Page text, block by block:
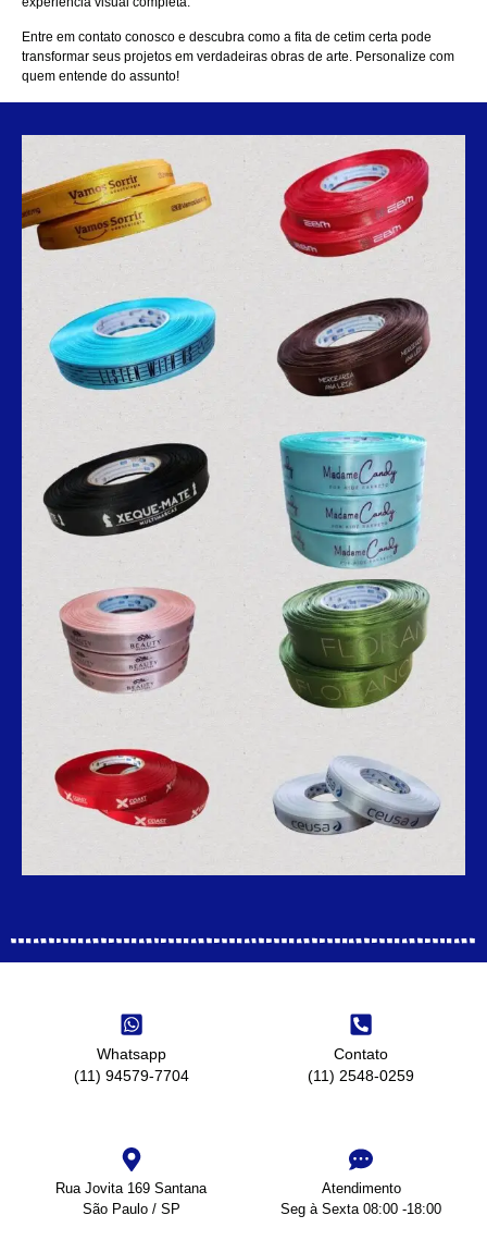
Entre em contato conosco e descubra como a fita de cetim certa pode
transformar seus projetos em verdadeiras obras de arte. Personalize com
quem entende do assunto!
Whatsapp
(11) 94579-7704
Contato
(11) 2548-0259
Rua Jovita 169 Santana
São Paulo / SP
Atendimento
Seg à Sexta 08:00 -18:00